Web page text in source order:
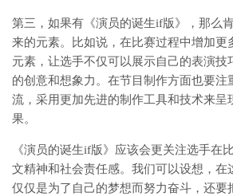
第三，如果有《演员的诞生if版》，那么
来的元素。比如说，在比赛过程中增加更
元素，让选手不仅可以展示自己的表演技
的创意和想象力。在节目制作方面也要注
流，采用更加先进的制作工具和技术来呈
果。
《演员的诞生if版》应该会更关注选手在
文精神和社会责任感。我们可以设想，在
仅仅是为了自己的梦想而努力奋斗，还要